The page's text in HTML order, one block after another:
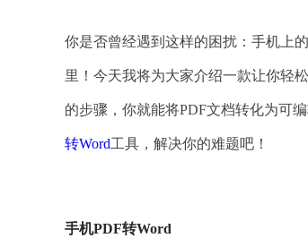
你是否曾经遇到这样的困扰：手机上
里！今天我将为大家介绍一款让你轻
的步骤，你就能将PDF文档转化为可
转Word工具，解决你的难题吧！
手机PDF转Word